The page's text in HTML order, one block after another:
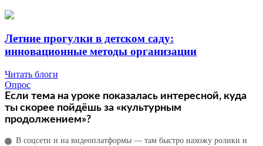
Летние прогулки в детском саду:
инновационные методы организации
Читать блоги
Опрос
Если тема на уроке показалась интересной, куда
ты скорее пойдёшь за «культурным
продолжением»?
В соцсети и на видеоплатформы — там быстро нахожу ролики и